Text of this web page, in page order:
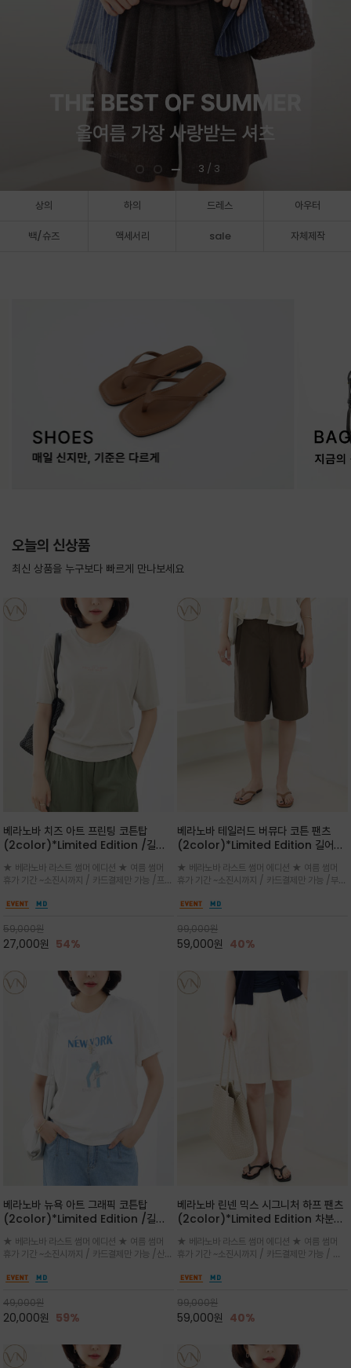
3 / 3
상의 하의 드레스 아우터
백/슈즈 액세서리 sale 자체제작
오늘의 신상품
최신 상품을 누구보다 빠르게 만나보세요
베라노바 치즈 아트 프린팅 코튼탑
(2color)*Limited Edition /길어
세요 ^^
★ 베라노바 라스트 썸머 에디션 ★ 여름 썸머
휴가 기간 ~소진시까지 / 카드결제만 가능 /프론
러스트 프린트가 더해져 과하지 않으면서도 세련
59,000원
27,000원 54%
베라노바 테일러드 버뮤다 코튼 팬츠
(2color)*Limited Edition 길어진
^^
★ 베라노바 라스트 썸머 에디션 ★ 여름 썸머
휴가 기간 ~소진시까지 / 카드결제만 가능 /부드
은은한 매트 컬러가 고급스러운 분위기
99,000원
59,000원 40%
베라노바 뉴욕 아트 그래픽 코튼탑
(2color)*Limited Edition /길어
세요 ^^
★ 베라노바 라스트 썸머 에디션 ★ 여름 썸머
휴가 기간 ~소진시까지 / 카드결제만 가능 /산뜻
레터링과 감각적인 일러스트 프린트가 어우러져
49,000원
20,000원 59%
베라노바 린넨 믹스 시그니처 하프 팬츠
(2color)*Limited Edition 차분한
진 여름의 끝자락까지 멋스럽게 연출하
세요 ^^
★ 베라노바 라스트 썸머 에디션 ★ 여름 썸머
휴가 기간 ~소진시까지 / 카드결제만 가능 / 앞
게 체형을 커버해 우아한 비율을 완성
99,000원
59,000원 40%